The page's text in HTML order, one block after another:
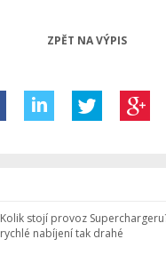
ZPĚT NA VÝPIS
Kolik stojí provoz
rychlé nabíjení tak drahé